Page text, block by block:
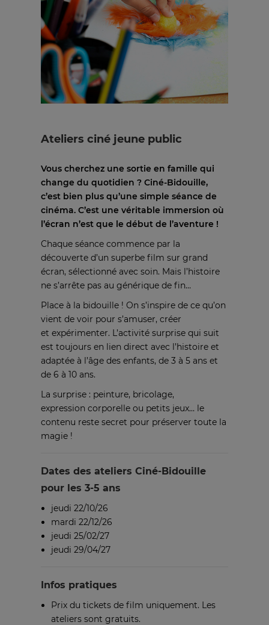
Ateliers ciné jeune public
Vous cherchez une sortie en famille qui
change du quotidien ? Ciné-Bidouille,
c’est bien plus qu’une simple séance de
cinéma. C’est une véritable immersion où
l’écran n’est que le début de l’aventure !
Chaque séance commence par la
découverte d’un superbe film sur grand
écran, sélectionné avec soin. Mais l’histoire
ne s’arrête pas au générique de fin…
Place à la bidouille ! On s’inspire de ce qu’on
vient de voir pour s’amuser, créer
et expérimenter. L’activité surprise qui suit
est toujours en lien direct avec l’histoire et
adaptée à l’âge des enfants, de 3 à 5 ans et
de 6 à 10 ans.
La surprise : peinture, bricolage,
expression corporelle ou petits jeux… le
contenu reste secret pour préserver toute la
magie !
Dates des ateliers Ciné-Bidouille
pour les 3-5 ans
jeudi 22/10/26
mardi 22/12/26
jeudi 25/02/27
jeudi 29/04/27
Infos pratiques
Prix du tickets de film uniquement. Les
ateliers sont gratuits.